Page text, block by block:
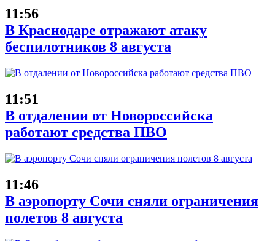
11:56
В Краснодаре отражают атаку
беспилотников 8 августа
11:51
В отдалении от Новороссийска
работают средства ПВО
11:46
В аэропорту Сочи сняли ограничения
полетов 8 августа